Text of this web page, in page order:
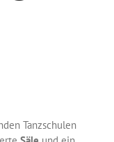
Tanzschulen